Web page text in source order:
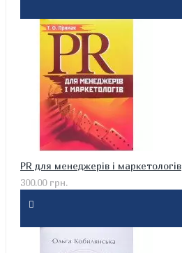
PR для менеджерів і маркетологів
300.00 грн.